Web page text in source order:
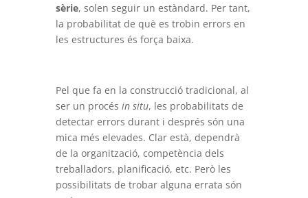
sèrie, solen seguir un estàndard. Per tant,
la probabilitat de què es trobin errors en
les estructures és força baixa.
Pel que fa en la construcció tradicional, al
ser un procés in situ, les probabilitats de
detectar errors durant i després són una
mica més elevades. Clar està, dependrà
de la organització, competència dels
treballadors, planificació, etc. Però les
possibilitats de trobar alguna errata són